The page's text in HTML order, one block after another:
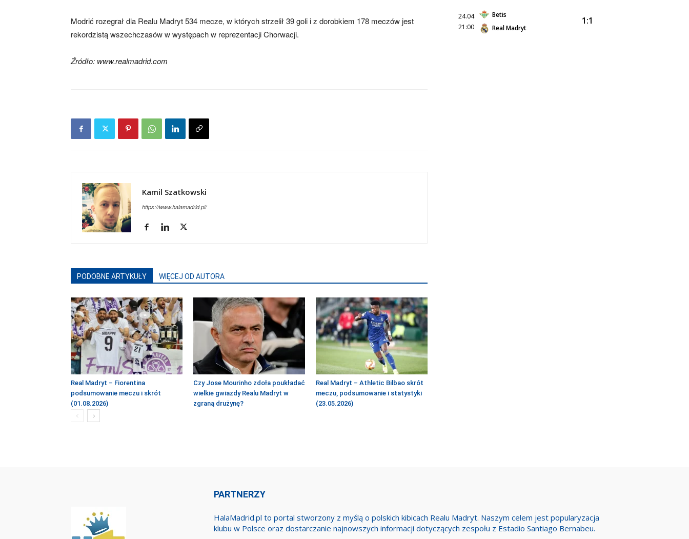
Modrić rozegrał dla Realu Madryt 534 mecze, w których strzelił 39 goli i z dorobkiem 178 meczów jest
rekordzistą wszechczasów w występach w reprezentacji Chorwacji.
Źródło: www.realmadrid.com
Kamil Szatkowski
https://www.halamadrid.pl/
PODOBNE ARTYKUŁY WIĘCEJ OD AUTORA
Real Madryt – Fiorentina
podsumowanie meczu i skrót
(01.08.2026)
Czy Jose Mourinho zdoła poukładać
wielkie gwiazdy Realu Madryt w
zgraną drużynę?
Real Madryt – Athletic Bilbao skrót
meczu, podsumowanie i statystyki
(23.05.2026)
24.04
21:00
Betis
Real Madryt
1:1
PARTNERZY
HalaMadrid.pl to portal stworzony z myślą o polskich kibicach Realu Madryt. Naszym celem jest popularyzacja
klubu w Polsce oraz dostarczanie najnowszych informacji dotyczących zespołu z Estadio Santiago Bernabeu.